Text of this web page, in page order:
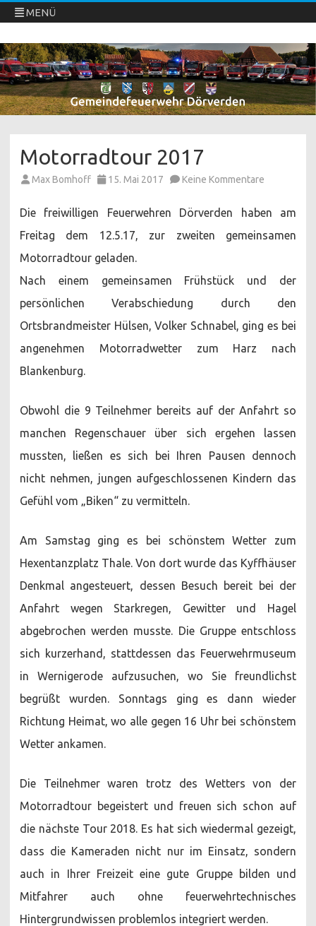
MENÜ
Freiwillige Feuerwehren Dörverden
Direkt
zum
Inhalt
springen
Motorradtour 2017
Max Bomhoff 15. Mai 2017 Keine Kommentare
Die freiwilligen Feuerwehren Dörverden haben am
Freitag dem 12.5.17, zur zweiten gemeinsamen
Motorradtour geladen.
Nach einem gemeinsamen Frühstück und der
persönlichen Verabschiedung durch den
Ortsbrandmeister Hülsen, Volker Schnabel, ging es bei
angenehmen Motorradwetter zum Harz nach
Blankenburg.
Obwohl die 9 Teilnehmer bereits auf der Anfahrt so
manchen Regenschauer über sich ergehen lassen
mussten, ließen es sich bei Ihren Pausen dennoch
nicht nehmen, jungen aufgeschlossenen Kindern das
Gefühl vom „Biken“ zu vermitteln.
Am Samstag ging es bei schönstem Wetter zum
Hexentanzplatz Thale. Von dort wurde das Kyffhäuser
Denkmal angesteuert, dessen Besuch bereit bei der
Anfahrt wegen Starkregen, Gewitter und Hagel
abgebrochen werden musste. Die Gruppe entschloss
sich kurzerhand, stattdessen das Feuerwehrmuseum
in Wernigerode aufzusuchen, wo Sie freundlichst
begrüßt wurden. Sonntags ging es dann wieder
Richtung Heimat, wo alle gegen 16 Uhr bei schönstem
Wetter ankamen.
Die Teilnehmer waren trotz des Wetters von der
Motorradtour begeistert und freuen sich schon auf
die nächste Tour 2018. Es hat sich wiedermal gezeigt,
dass die Kameraden nicht nur im Einsatz, sondern
auch in Ihrer Freizeit eine gute Gruppe bilden und
Mitfahrer auch ohne feuerwehrtechnisches
Hintergrundwissen problemlos integriert werden.